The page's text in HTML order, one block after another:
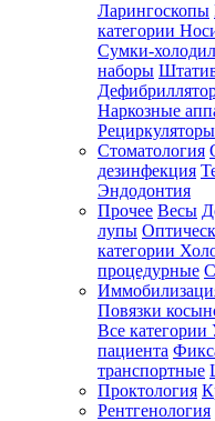
Ларингоскопы
категории
Сумки-
наборы
Наркозные
Рециркуляторы
Стоматология
дезинфекция
Эндодонтия
Прочее Весы
лупы
категории
процедурные
Повязки
Все категории
пациента
транспортные
Проктология
Рентгенология